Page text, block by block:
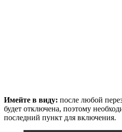
Имейте в виду: после любой
будет отключена, поэтому
последний пункт для включения.